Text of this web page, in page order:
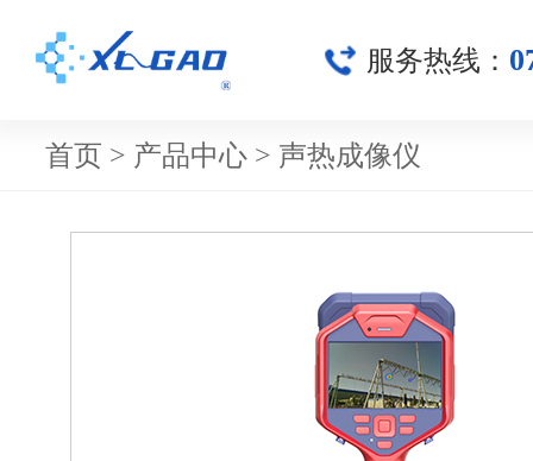
服务热线：
首页 > 产品中心 > 声热成像仪